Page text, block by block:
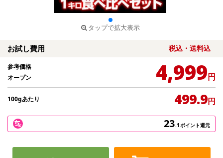
タップで拡大表示
お試し費用 税込・送料込
参考価格
オープン
4,999円
100gあたり 499.9円
23.1ポイント還元